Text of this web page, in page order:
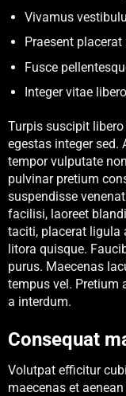
Vivamus
Praesent
Fusce
Integer vitae
Turpis suscipit
egestas integer
tempor vulputate
pulvinar pretium
suspendisse
facilisi, laoreet
taciti, placerat ligula
litora quisque.
purus. Maecenas
tempus vel. Pretium
a interdum.
Consequat
Volutpat efficitur
maecenas et